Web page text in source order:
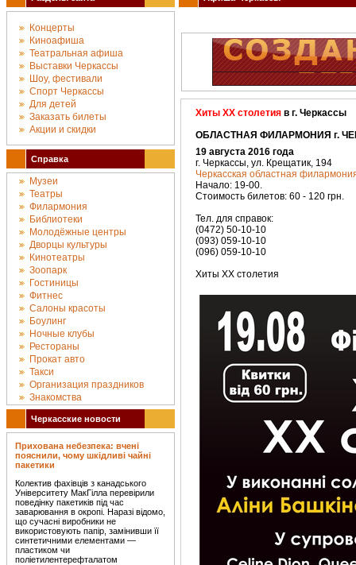
Концерты
Киноафиша
Театральная афиша
Выставки Черкассы
Шоу, фестивали
Спорт Черкассы
Для детей
Заказать билеты
Акции и скидки
Справка
Музеи
Театры
Филармония
Библиотеки
Молодёжные центры
Дворцы культуры
Кинотеатры
Зоопарк
Гостиницы
Фитнес
Салоны красоты
Боулинг
Ночные клубы
Рестораны
Прокат авто
Такси
Организация праздников
Знакомства
Черкасские новости
Прихована небезпека: вчені
пояснили, чому шкідливі чайні
пакетики
Колектив фахівців з канадського
Університету МакГілла перевірили
поведінку пакетиків під час
заварювання в окропі. Наразі відомо,
що сучасні виробники не
використовують папір, замінивши її
синтетичними елементами —
пластиком чи
поліетилентерефталатом
Хиты ХХ столетия в г. Черкассы
ОБЛАСТНАЯ ФИЛАРМОНИЯ г.
19 августа 2016 года
г. Черкассы, ул. Крещатик, 194
Черкасская областная
Начало: 19-00.
Стоимость билетов: 60 - 120 грн.
Тел. для справок:
(0472) 50-10-10
(093) 059-10-10
(096) 059-10-10
Хиты ХХ столетия